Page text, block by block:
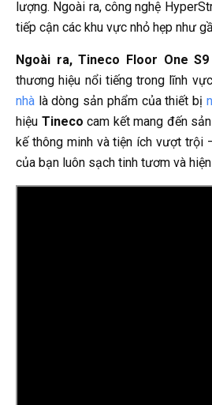
lượng. Ngoài ra, công nghệ
tiếp cận các khu vực nhỏ hẹp như
Ngoài ra,Tineco Floor One
thương hiệu nổi tiếng trong lĩnh vực
nhà là dòng sản phẩm của thiết bị
hiệu Tineco cam kết mang đến
kế thông minh và tiện ích vượt trội
của bạn luôn sạch tinh tươm và